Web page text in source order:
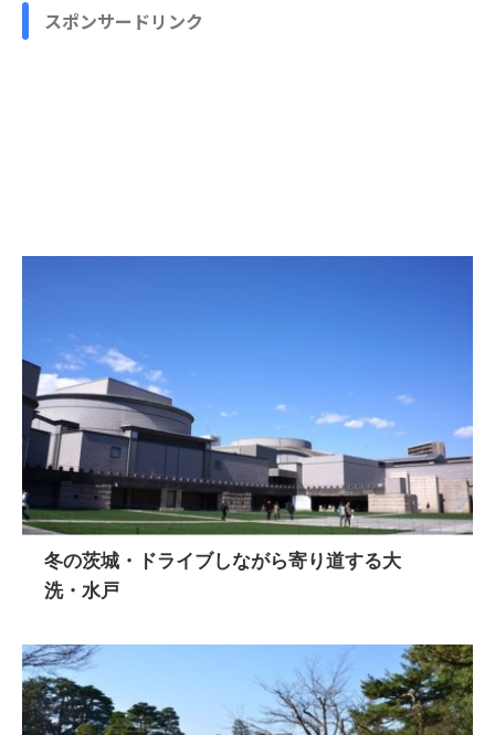
スポンサードリンク
冬の茨城・ドライブしながら寄り道する大
洗・水戸